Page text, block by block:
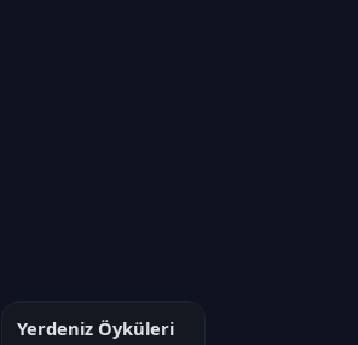
Yerdeniz Öyküleri